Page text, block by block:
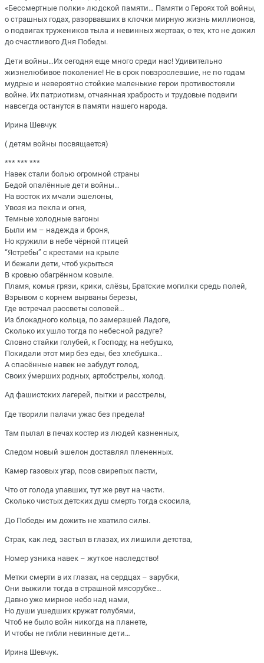
«Бессмертные полки» людской памяти… Памяти о Героях той войны,
о страшных годах, разорвавших в клочки мирную жизнь миллионов,
о подвигах тружеников тыла и невинных жертвах, о тех, кто не дожил
до счастливого Дня Победы.
Дети войны…Их сегодня еще много среди нас! Удивительно
жизнелюбивое поколение! Не в срок повзрослевшие, не по годам
мудрые и невероятно стойкие маленькие герои противостояли
войне. Их патриотизм, отчаянная храбрость и трудовые подвиги
навсегда останутся в памяти нашего народа.
Ирина Шевчук
( детям войны посвящается)
*** *** ***
Навек стали болью огромной страны
Бедой опалённые дети войны…
На восток их мчали эшелоны,
Увозя из пекла и огня,
Темные холодные вагоны
Были им – надежда и броня,
Но кружили в небе чёрной птицей
“Ястребы” с крестами на крыле
И бежали дети, чтоб укрыться
В кровью обагрённом ковыле.
Пламя, комья грязи, крики, слёзы, Братские могилки средь полей,
Взрывом с корнем вырваны березы,
Где встречал рассветы соловей…
Из блокадного кольца, по замерзшей Ладоге,
Сколько их ушло тогда по небесной радуге?
Словно стайки голубей, к Господу, на небушко,
Покидали этот мир без еды, без хлебушка…
А спасённые навек не забудут голод,
Своих ýмерших родных, артобстрелы, холод.
Ад фашистских лагерей, пытки и расстрелы,
Где творили палачи ужас без предела!
Там пылал в печах костер из людей казненных,
Следом новый эшелон доставлял плененных.
Камер газовых угар, псов свирепых пасти,
Что от голода упавших, тут же рвут на части.
Сколько чистых детских душ смерть тогда скосила,
До Победы им дожить не хватило силы.
Страх, как лед, застыл в глазах, их лишили детства,
Номер узника навек – жуткое наследство!
Метки смерти в их глазах, на сердцах – зарубки,
Они выжили тогда в страшной мясорубке…
Давно уже мирное небо над нами,
Но души ушедших кружат голубями,
Чтоб не было войн никогда на планете,
И чтобы не гибли невинные дети…
Ирина Шевчук.